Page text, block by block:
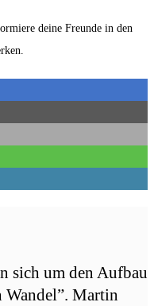
deine Freunde in den
sich um den Aufbau
Wandel”. Martin